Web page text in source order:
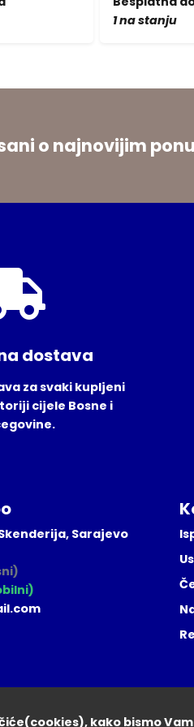
1 na stanju
o najnovijim
dostava
za svaki kupljeni
cijele Bosne i
Sarajevo
kako bismo